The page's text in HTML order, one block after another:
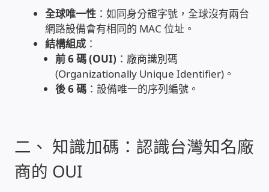
徵 伙伴
公益贊助、社會貢獻
聯盟合作包商
窗簾 窗飾 丈量安裝
全球唯一性 ：如同身分證字號，全球沒有兩台
網路設備會有相同的 MAC 位址。
結構組成 ：
前 6 碼 (OUI) ：廠商識別碼
(Organizationally Unique Identifier)。
後 6 碼 ：設備唯一的序列編號。
二、 知識加碼：認識台灣知名廠
商的 OUI